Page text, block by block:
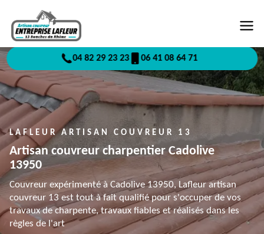
04 82 29 23 23 06 41 08 64 71
LAFLEUR ARTISAN COUVREUR 13
Artisan couvreur charpentier Cadolive
13950
Couvreur expérimenté à Cadolive 13950, Lafleur artisan
couvreur 13 est tout à fait qualifié pour s'occuper de vos
travaux de charpente, travaux fiables et réalisés dans les
règles de l'art